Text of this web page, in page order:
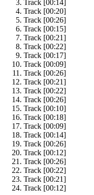
Track [00:14]
Track [00:20]
Track [00:26]
Track [00:15]
Track [00:21]
Track [00:22]
Track [00:17]
Track [00:09]
Track [00:26]
Track [00:21]
Track [00:22]
Track [00:26]
Track [00:10]
Track [00:18]
Track [00:09]
Track [00:14]
Track [00:26]
Track [00:12]
Track [00:26]
Track [00:22]
Track [00:21]
Track [00:12]